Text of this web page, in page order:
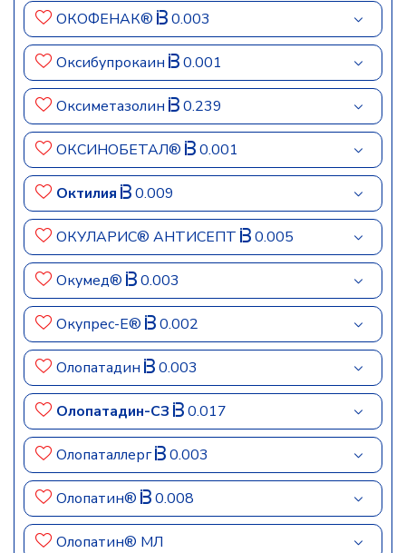
ОКОФЕНАК® 0.003
Оксибупрокаин 0.001
Оксиметазолин 0.239
ОКСИНОБЕТАЛ® 0.001
Октилия 0.009
ОКУЛАРИС® АНТИСЕПТ 0.005
Окумед® 0.003
Окупрес-Е® 0.002
Олопатадин 0.003
Олопатадин-СЗ 0.017
Олопаталлерг 0.003
Олопатин® 0.008
Олопатин® МЛ